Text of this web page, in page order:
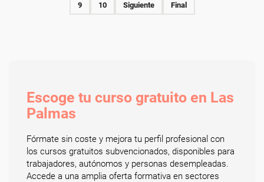
9 10 Siguiente Final
Escoge tu curso gratuito en Las
Palmas
Fórmate sin coste y mejora tu perfil profesional con
los cursos gratuitos subvencionados, disponibles para
trabajadores, autónomos y personas desempleadas.
Accede a una amplia oferta formativa en sectores